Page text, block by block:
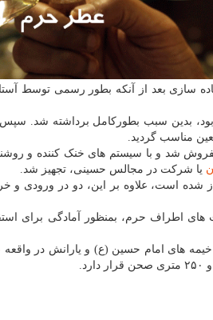
سازی بعد از آنکه بطور رسمی توسط
بدین سبب بطورکامل برداشته شد. سپس
مناسب گردید.
با فرش های مناسب مفروش شد و با سیستم های خنک
یا شرکت در مجالس حسینی، تجهیز شد.
شده است، علاوه بر این، دو در ورودی و
اطراف حرم، بمنظور آمادگی برای
های امام حسین (ع) و یارانش در واقعه